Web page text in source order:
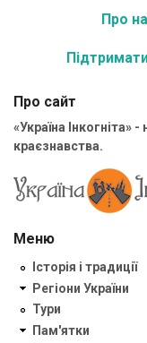
Про
Про сайт
«Україна Інкогніта»
краєзнавства.
Меню
Історія і традиції
Регіони України
Тури
Пам'ятки